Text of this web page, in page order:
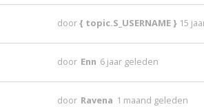
door{ topic.S_USERNAME } 15
door Enn 6 jaar geleden
door Ravena 1 maand geleden